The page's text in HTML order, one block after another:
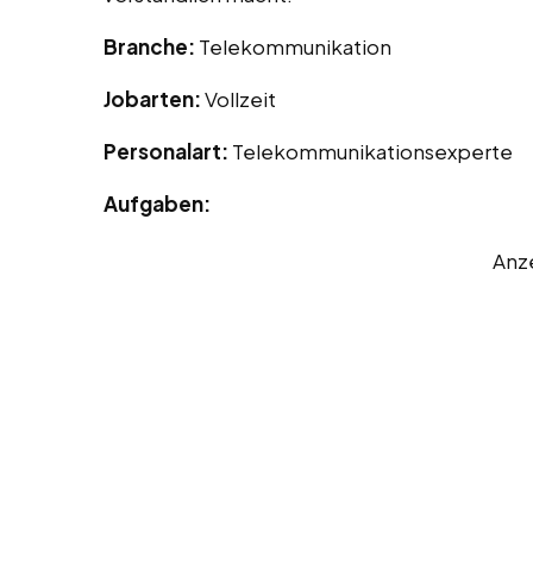
Branche: Telekommunikation
Jobarten:Vollzeit
Personalart: Telekommunikationsexperte
Aufgaben: